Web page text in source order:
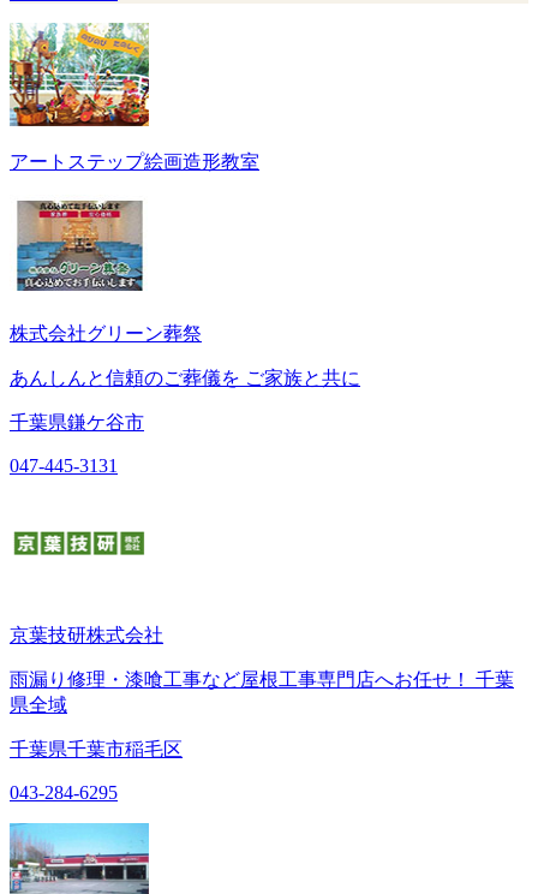
アートステップ絵画造形教室
株式会社グリーン葬祭
あんしんと信頼のご葬儀を ご家族と共に
千葉県鎌ケ谷市
047-445-3131
京葉技研株式会社
雨漏り修理・漆喰工事など屋根工事専門店へお任せ！ 千葉
県全域
千葉県千葉市稲毛区
043-284-6295